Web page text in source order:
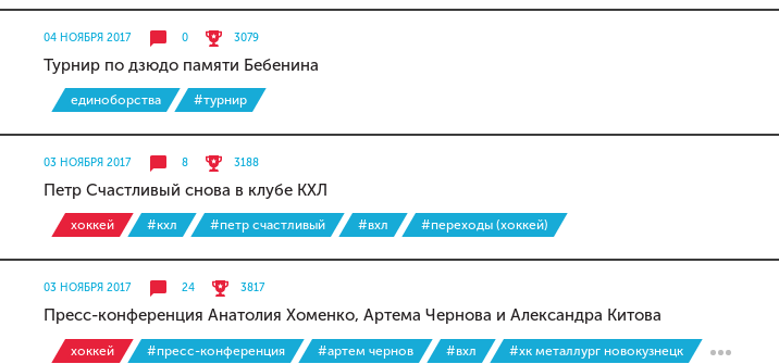
04 НОЯБРЯ 2017 0 3079
Турнир по дзюдо памяти Бебенина
единоборства #турнир
03 НОЯБРЯ 2017 8 3188
Петр Счастливый снова в клубе КХЛ
хоккей #кхл #петр счастливый #вхл #переходы (хоккей)
03 НОЯБРЯ 2017 24 3817
Пресс-конференция Анатолия Хоменко, Артема Чернова и Александра Китова
хоккей #пресс-конференция #артем чернов #вхл #хк металлург новокузнецк